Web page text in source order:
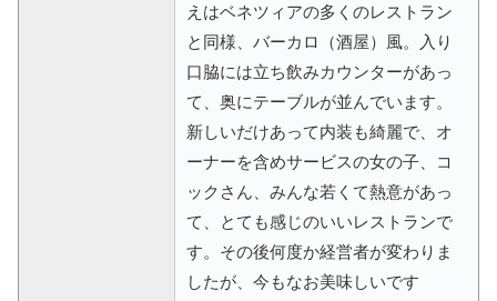
えはベネツィアの多くのレストラン
と同様、バーカロ（酒屋）風。入り
口脇には立ち飲みカウンターがあっ
て、奥にテーブルが並んでいます。
新しいだけあって内装も綺麗で、オ
ーナーを含めサービスの女の子、コ
ックさん、みんな若くて熱意があっ
て、とても感じのいいレストランで
す。その後何度か経営者が変わりま
したが、今もなお美味しいです